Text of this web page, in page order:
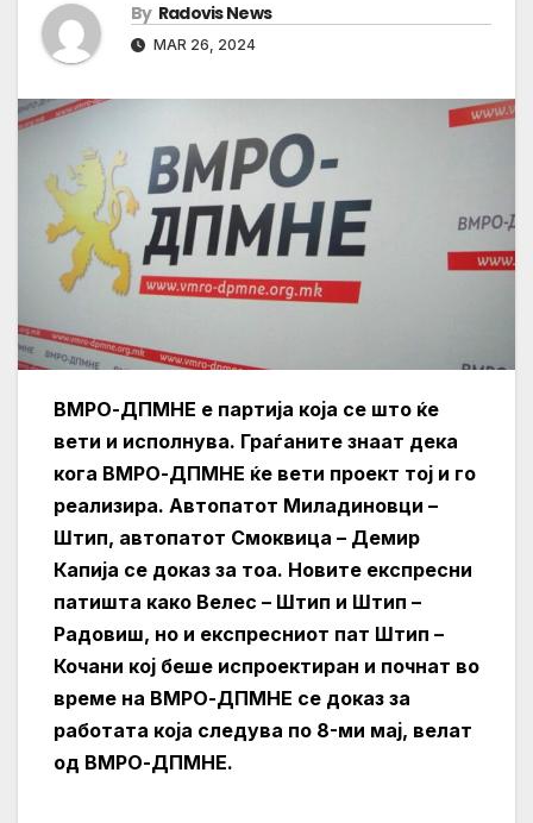
By Radovis News
MAR 26, 2024
ВМРО-ДПМНЕ е партија која се што ќе
вети и исполнува. Граѓаните знаат дека
кога ВМРО-ДПМНЕ ќе вети проект тој и го
реализира. Автопатот Миладиновци –
Штип, автопатот Смоквица – Демир
Капија се доказ за тоа. Новите експресни
патишта како Велес – Штип и Штип –
Радовиш, но и експресниот пат Штип –
Кочани кој беше испроектиран и почнат во
време на ВМРО-ДПМНЕ се доказ за
работата која следува по 8-ми мај, велат
од ВМРО-ДПМНЕ.